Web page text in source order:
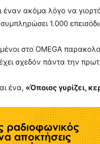
ακόμα λόγο να
1.000
στο OMEGA
σχεδόν πάντα την
ένα, «Όποιος γυρίζει,